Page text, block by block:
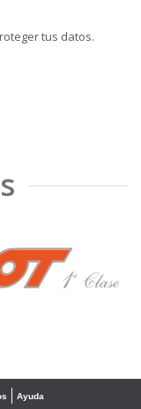
tus datos.
❯
Ayuda